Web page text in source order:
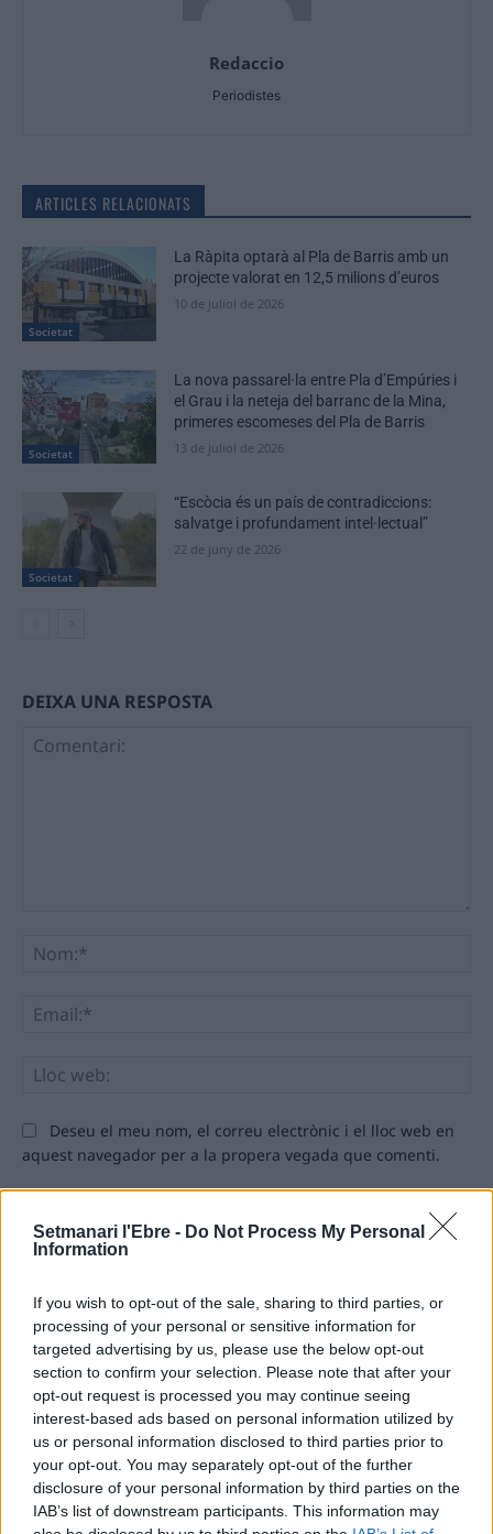
Setmanari l'Ebre - Do Not Process My Personal
Information
If you wish to opt-out of the sale, sharing to third parties, or
processing of your personal or sensitive information for
targeted advertising by us, please use the below opt-out
section to confirm your selection. Please note that after your
opt-out request is processed you may continue seeing
interest-based ads based on personal information utilized by
us or personal information disclosed to third parties prior to
your opt-out. You may separately opt-out of the further
disclosure of your personal information by third parties on the
IAB’s list of downstream participants. This information may
Redaccio
Periodistes
ARTICLES RELACIONATS
Societat
La Ràpita optarà al Pla de Barris amb un
projecte valorat en 12,5 milions d’euros
10 de juliol de 2026
Societat
La nova passarel·la entre Pla d’Empúries i
el Grau i la neteja del barranc de la Mina,
primeres escomeses del Pla de Barris
13 de juliol de 2026
Societat
“Escòcia és un país de contradiccions:
salvatge i profundament intel·lectual”
22 de juny de 2026
DEIXA UNA RESPOSTA
Deseu el meu nom, el correu electrònic i el lloc web en
aquest navegador per a la propera vegada que comenti.
ÚLTIMES NOTÍCIES
L’Ajuntament de Tortosa amplia el
termini de les obres de l’aparcament
dels terrenys de Renfe per les altes
temperatures
7 d'agost de 2026
Amposta recupera les Cases del Castell